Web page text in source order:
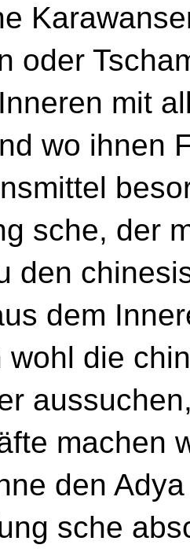
oder
mit
wo ihnen
sche, der
den
dem
wohl die
machen
den
sche